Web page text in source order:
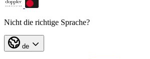
Nicht die richtige Sprache?
de